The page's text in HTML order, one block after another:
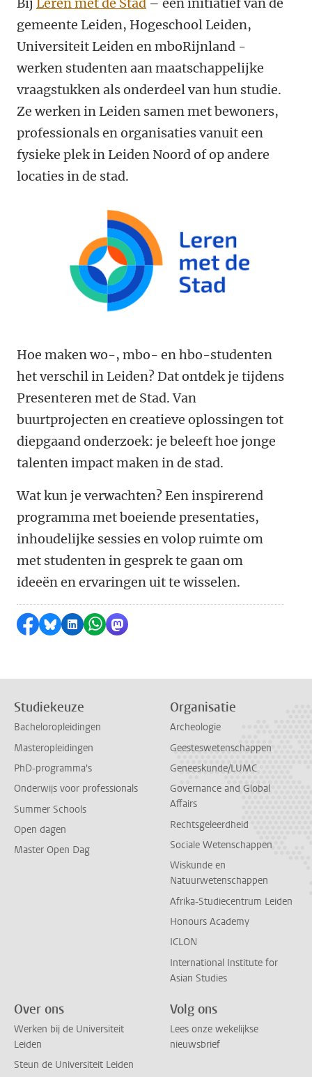
gemeente Leiden, Hogeschool Leiden,
Universiteit Leiden en mboRijnland -
werken studenten aan maatschappelijke
vraagstukken als onderdeel van hun studie.
Ze werken in Leiden samen met bewoners,
professionals en organisaties vanuit een
fysieke plek in Leiden Noord of op andere
locaties in de stad.
Hoe maken wo-, mbo- en hbo-studenten
het verschil in Leiden? Dat ontdek je tijdens
Presenteren met de Stad. Van
buurtprojecten en creatieve oplossingen tot
diepgaand onderzoek: je beleeft hoe jonge
talenten impact maken in de stad.
Wat kun je verwachten? Een inspirerend
programma met boeiende presentaties,
inhoudelijke sessies en volop ruimte om
met studenten in gesprek te gaan om
ideeën en ervaringen uit te wisselen.
Delen op Facebook
Delen via Bluesky
Delen op LinkedIn
Delen via WhatsApp
Delen via Mastodon
Studiekeuze
Bacheloropleidingen
Masteropleidingen
PhD-programma's
Onderwijs voor professionals
Summer Schools
Open dagen
Master Open Dag
Organisatie
Archeologie
Geesteswetenschappen
Geneeskunde/LUMC
Governance and Global
Affairs
Rechtsgeleerdheid
Sociale Wetenschappen
Wiskunde en
Natuurwetenschappen
Afrika-Studiecentrum Leiden
Honours Academy
ICLON
International Institute for
Asian Studies
Over ons
Werken bij de Universiteit
Leiden
Steun de Universiteit Leiden
Volg ons
Lees onze wekelijkse
nieuwsbrief